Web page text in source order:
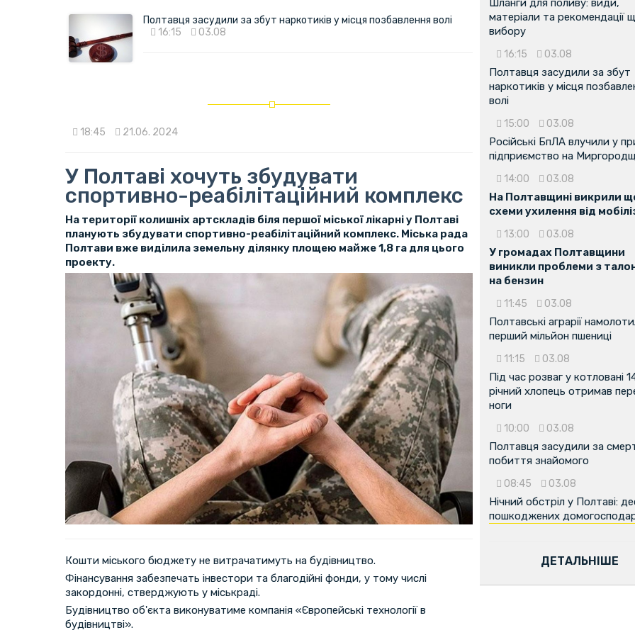
Полтавця засудили за збут наркотиків у місця позбавлення волі
16:15
03.08
18:45 21.06. 2024
У Полтаві хочуть збудувати
спортивно-реабілітаційний комплекс
На території колишніх артскладів біля першої міської лікарні у Полтаві
планують збудувати спортивно-реабілітаційний комплекс. Міська рада
Полтави вже виділила земельну ділянку площею майже 1,8 га для цього
проекту.
Кошти міського бюджету не витрачатимуть на будівництво.
Фінансування забезпечать інвестори та благодійні фонди, у тому числі
закордонні, стверджують у міськраді.
Будівництво об'єкта виконуватиме компанія «Європейські технології в
будівництві».
Шланги для поливу: види,
матеріали та рекомендації
вибору
16:15 03.08
Полтавця засудили за збут
наркотиків у місця
волі
15:00 03.08
Російські БпЛА влучили у
підприємство на
14:00 03.08
На Полтавщині викрили
схеми ухилення від
13:00 03.08
У громадах Полтавщини
виникли проблеми з
на бензин
11:45 03.08
Полтавські аграрії
перший мільйон пшениці
11:15 03.08
Під час розваг у котловані
річний хлопець отримав
ноги
10:00 03.08
Полтавця засудили за
побиття знайомого
08:45 03.08
Нічний обстріл у Полтаві:
пошкоджених
ДЕТАЛЬНІШЕ